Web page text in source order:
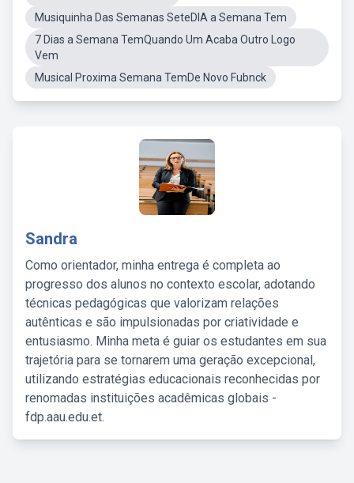
Musiquinha Das Semanas SeteDIA a Semana Tem
7 Dias a Semana TemQuando Um Acaba Outro Logo
Vem
Musical Proxima Semana TemDe Novo Fubnck
Sandra
Como orientador, minha entrega é completa ao
progresso dos alunos no contexto escolar, adotando
técnicas pedagógicas que valorizam relações
autênticas e são impulsionadas por criatividade e
entusiasmo. Minha meta é guiar os estudantes em sua
trajetória para se tornarem uma geração excepcional,
utilizando estratégias educacionais reconhecidas por
renomadas instituições acadêmicas globais -
fdp.aau.edu.et.